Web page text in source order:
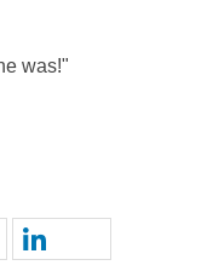
was!"